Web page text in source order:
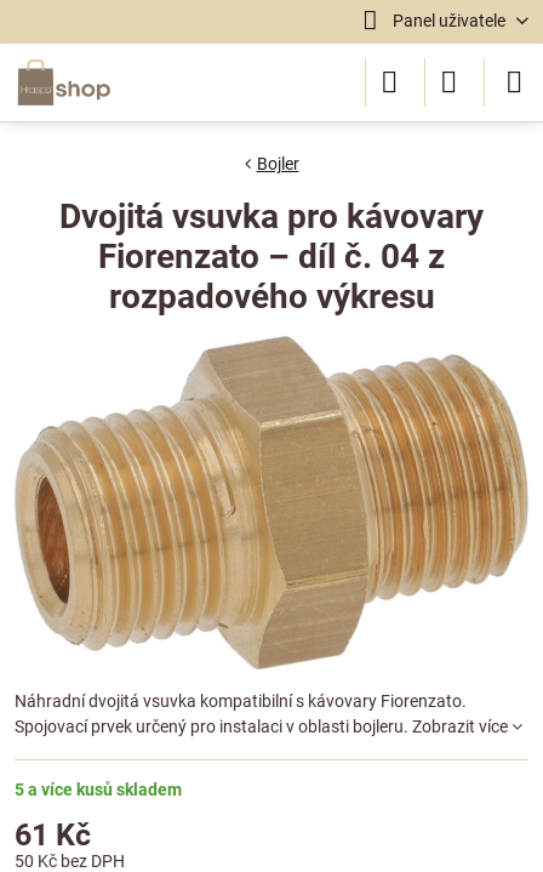
Panel uživatele
Bojler
Dvojitá vsuvka pro kávovary
Fiorenzato – díl č. 04 z
rozpadového výkresu
Náhradní dvojitá vsuvka kompatibilní s kávovary Fiorenzato.
Spojovací prvek určený pro instalaci v oblasti bojleru. Zobrazit více
5 a více kusů skladem
61 Kč
50 Kč bez DPH